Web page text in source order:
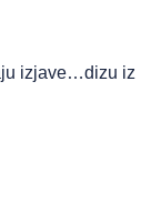
izjave…dizu iz